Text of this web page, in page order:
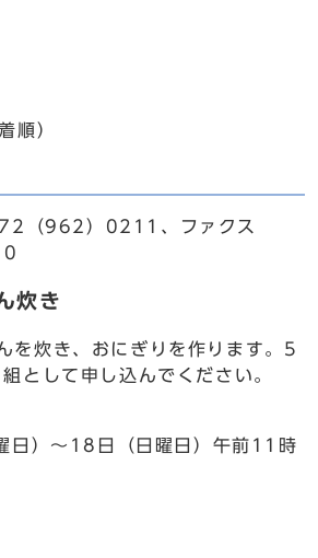
順）
（962）0211、ファクス
炊き
を炊き、おにぎりを作ります。5
として申し込んでください。
）～18日（日曜日）午前11時